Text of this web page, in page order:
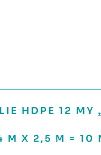
HDPE 12
M X 2,5 M = 10